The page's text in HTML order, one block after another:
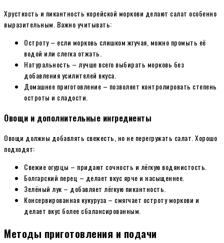
Хрусткость и пикантность корейской моркови делают салат особенно
выразительным. Важно учитывать:
Остроту – если морковь слишком жгучая, можно промыть её
водой или слегка отжать.
Натуральность – лучше всего выбирать морковь без
добавления усилителей вкуса.
Домашнее приготовление – позволяет контролировать степень
остроты и сладости.
Овощи и дополнительные ингредиенты
Овощи должны добавлять свежесть, но не перегружать салат. Хорошо
подходят:
Свежие огурцы – придают сочность и лёгкую водянистость.
Болгарский перец – делает вкус ярче и насыщеннее.
Зелёный лук – добавляет лёгкую пикантность.
Консервированная кукуруза – смягчает остроту моркови и
делает вкус более сбалансированным.
Методы приготовления и подачи